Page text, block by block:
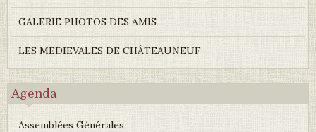
GALERIE PHOTOS DES AMIS
LES MEDIEVALES DE CHÂTEAUNEUF
Agenda
Assemblées Générales